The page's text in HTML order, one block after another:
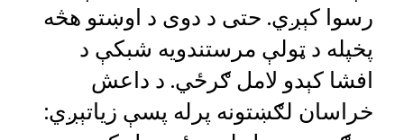
رسوا کېږي. حتی د دوی د اوښتو هڅه
پخپله د ټولې مرستندویه شبکې د
افشا کېدو لامل ګرځي. د داعش
خراسان لګښتونه پرله ‌پسې زیاتېږي: